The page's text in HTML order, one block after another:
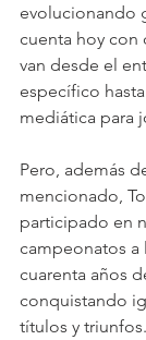
evolucionando
cuenta hoy con
van desde el
específico
mediática para
Pero, además
mencionado,
participado en
campeonatos a
cuarenta años
conquistando
títulos y